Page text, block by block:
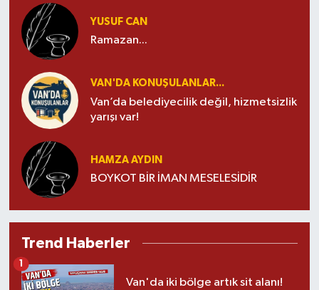
YUSUF CAN
Ramazan...
VAN'DA KONUŞULANLAR...
Van’da belediyecilik değil, hizmetsizlik
yarışı var!
HAMZA AYDIN
BOYKOT BİR İMAN MESELESİDİR
Trend Haberler
Van'da iki bölge artık sit alanı!
1